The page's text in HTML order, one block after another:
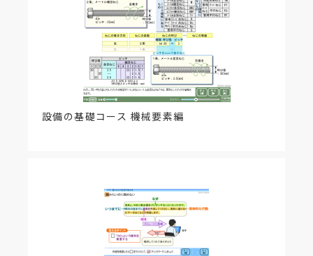
設備の基礎コース 機械要素編